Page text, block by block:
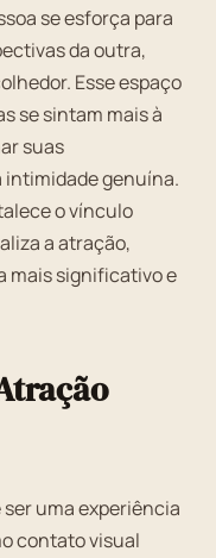
se esforça para
da outra,
Esse espaço
se sintam mais à
suas
genuína.
o vínculo
a atração,
mais significativo e
uma experiência
contato visual